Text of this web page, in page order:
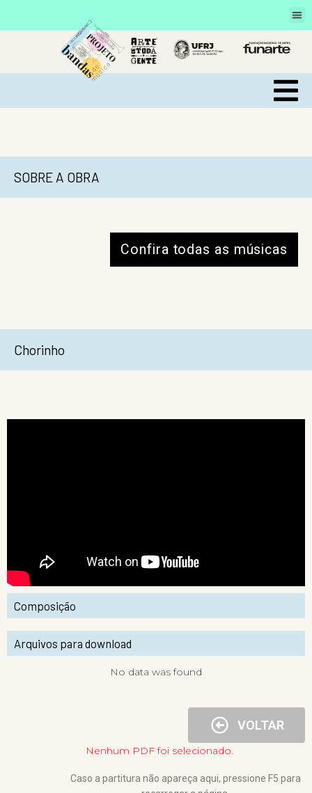
SOBRE A OBRA
Confira todas as músicas
Chorinho
Composição
Arquivos para download
No data was found
VOLTAR
Nenhum PDF foi selecionado.
Caso a partitura não apareça aqui, pressione F5 para